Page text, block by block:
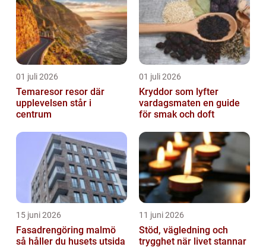
01 juli 2026
Temaresor resor där
upplevelsen står i
centrum
01 juli 2026
Kryddor som lyfter
vardagsmaten en guide
för smak och doft
15 juni 2026
Fasadrengöring malmö
så håller du husets utsida
11 juni 2026
Stöd, vägledning och
trygghet när livet stannar